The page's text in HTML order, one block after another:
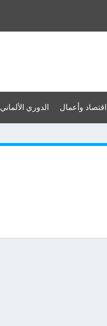
الدوري الألماني اقتصاد وأعمال